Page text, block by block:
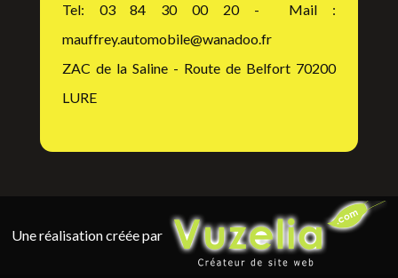
Tel: 03 84 30 00 20 - Mail :
mauffrey.automobile@wanadoo.fr
ZAC de la Saline - Route de Belfort 70200
LURE
Une réalisation créée par